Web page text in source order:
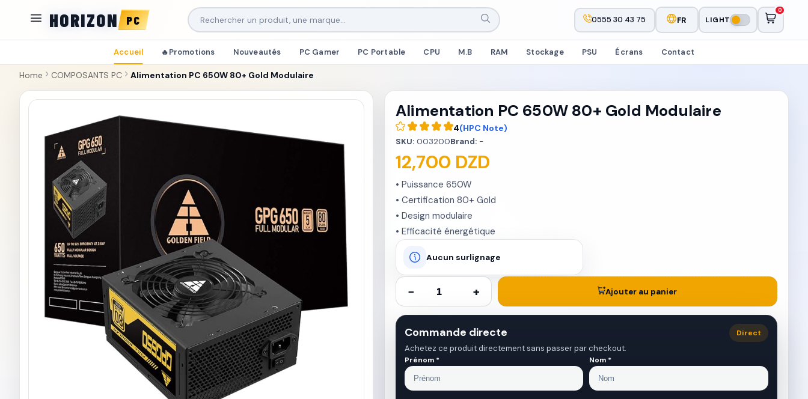
HORIZON PC 0555 30 43 75 FR LIGHT
0
Accueil 🔥Promotions Nouveautés PC Gamer PC Portable CPU M.B RAM Stockage PSU Écrans Contact
Home COMPOSANTS PC Alimentation PC 650W 80+ Gold Modulaire
Alimentation PC 650W 80+ Gold Modulaire
4(HPC Note)
SKU:003200Brand:-
12,700 DZD
• Puissance 650W
• Certification 80+ Gold
• Design modulaire
• Efficacité énergétique
Aucun surlignage
− + Ajouter au panier
Commande directe
Achetez ce produit directement sans passer par checkout.
Direct
Prénom * Nom *